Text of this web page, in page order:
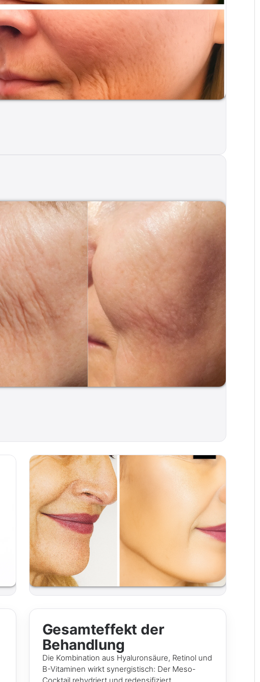
Gesamteffekt der
Behandlung
Die Kombination aus Hyaluronsäure, Retinol und
B-Vitaminen wirkt synergistisch: Der Meso-